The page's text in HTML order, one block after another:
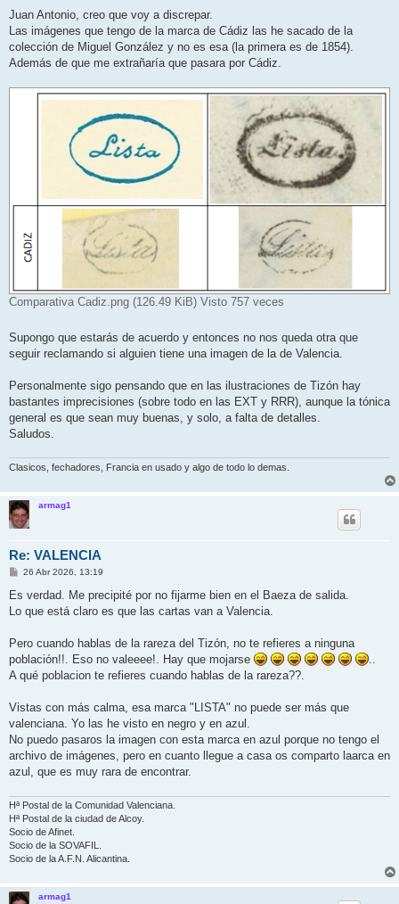
n
a
j
Juan Antonio, creo que voy a discrepar.
Las imágenes que tengo de la marca de Cádiz las he sacado de la
colección de Miguel González y no es esa (la primera es de 1854).
Además de que me extrañaría que pasara por Cádiz.
Comparativa Cadiz.png (126.49 KiB) Visto 757 veces
Supongo que estarás de acuerdo y entonces no nos queda otra que
seguir reclamando si alguien tiene una imagen de la de Valencia.
Personalmente sigo pensando que en las ilustraciones de Tizón hay
bastantes imprecisiones (sobre todo en las EXT y RRR), aunque la tónica
general es que sean muy buenas, y solo, a falta de detalles.
Saludos.
Clasicos, fechadores, Francia en usado y algo de todo lo demas.
armag1
Re: VALENCIA
M
n
a
26 Abr 2026, 13:19
Es verdad. Me precipité por no fijarme bien en el Baeza de salida.
Lo que está claro es que las cartas van a Valencia.
Pero cuando hablas de la rareza del Tizón, no te refieres a ninguna
población!!. Eso no valeeee!. Hay que mojarse
..
A qué poblacion te refieres cuando hablas de la rareza??.
Vistas con más calma, esa marca "LISTA" no puede ser más que
valenciana. Yo las he visto en negro y en azul.
No puedo pasaros la imagen con esta marca en azul porque no tengo el
archivo de imágenes, pero en cuanto llegue a casa os comparto laarca en
azul, que es muy rara de encontrar.
Hª Postal de la Comunidad Valenciana.
Hª Postal de la ciudad de Alcoy.
Socio de Afinet.
Socio de la SOVAFIL.
Socio de la A.F.N. Alicantina.
armag1